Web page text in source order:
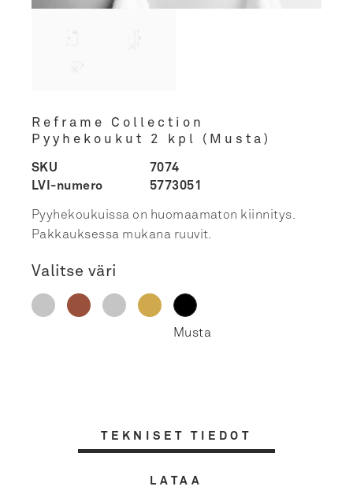
Reframe Collection
Pyyhekoukut 2 kpl (Musta)
SKU
7074
LVI-numero
5773051
Pyyhekoukuissa on huomaamaton kiinnitys.
Pakkauksessa mukana ruuvit.
Valitse väri
TEKNISET TIEDOT
LATAA